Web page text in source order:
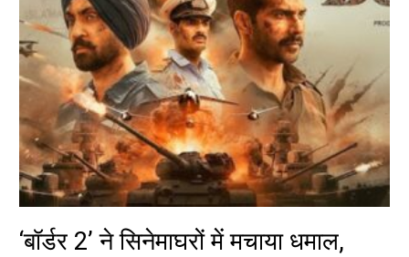
‘बॉर्डर 2’ ने सिनेमाघरों में मचाया धमाल,
एक्शन
से
जीता
दर्शकों